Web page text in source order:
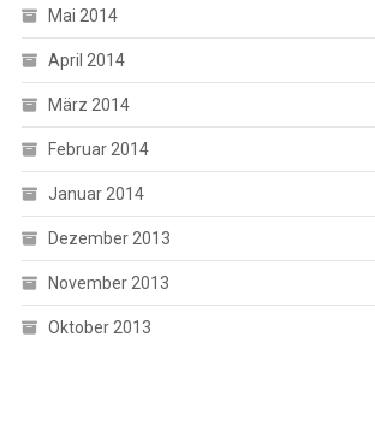
Mai 2014
April 2014
März 2014
Februar 2014
Januar 2014
Dezember 2013
November 2013
Oktober 2013